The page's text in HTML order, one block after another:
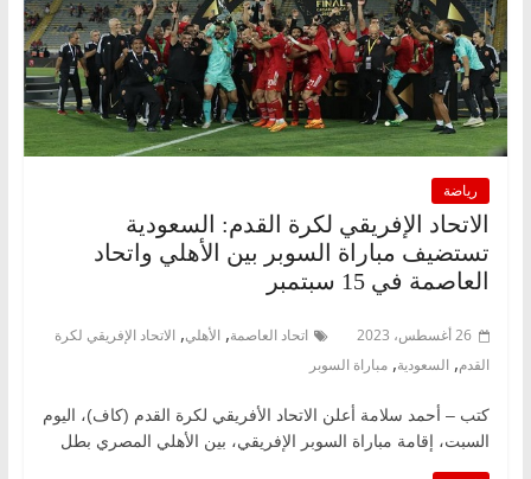
رياضة
الاتحاد الإفريقي لكرة القدم: السعودية
تستضيف مباراة السوبر بين الأهلي واتحاد
العاصمة في 15 سبتمبر
26 أغسطس، 2023 اتحاد العاصمة, الأهلي, الاتحاد الإفريقي لكرة
القدم, السعودية, مباراة السوبر
كتب – أحمد سلامة أعلن الاتحاد الأفريقي لكرة القدم (كاف)، اليوم
السبت، إقامة مباراة السوبر الإفريقي، بين الأهلي المصري بطل